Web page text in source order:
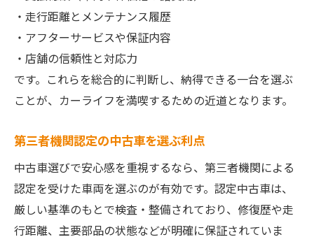
・走行距離とメンテナンス履歴
・アフターサービスや保証内容
・店舗の信頼性と対応力
です。これらを総合的に判断し、納得できる一台を選ぶ
ことが、カーライフを満喫するための近道となります。
第三者機関認定の中古車を選ぶ利点
中古車選びで安心感を重視するなら、第三者機関による
認定を受けた車両を選ぶのが有効です。認定中古車は、
厳しい基準のもとで検査・整備されており、修復歴や走
行距離、主要部品の状態などが明確に保証されていま